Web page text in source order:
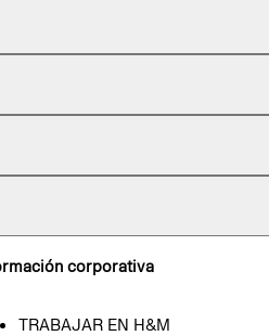
corporativa
TRABAJAR EN H&M